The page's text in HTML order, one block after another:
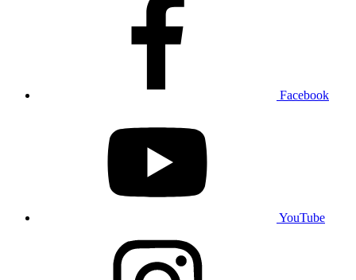
Facebook
YouTube